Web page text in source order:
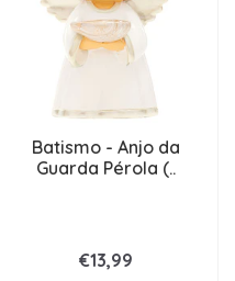
Batismo - Anjo da
Guarda Pérola (..
€13,99